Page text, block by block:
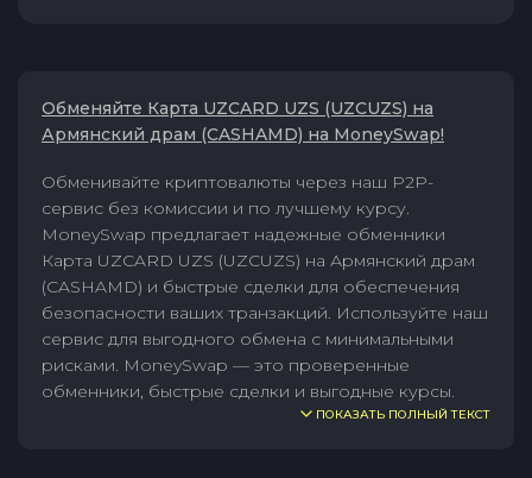
Обменяйте Карта UZCARD UZS (UZCUZS) на
Армянский драм (CASHAMD) на MoneySwap!
Обменивайте криптовалюты через наш P2P-
сервис без комиссии и по лучшему курсу.
MoneySwap предлагает надежные обменники
Карта UZCARD UZS (UZCUZS) на Армянский драм
(CASHAMD) и быстрые сделки для обеспечения
безопасности ваших транзакций. Используйте наш
сервис для выгодного обмена с минимальными
рисками. MoneySwap — это проверенные
обменники, быстрые сделки и выгодные курсы.
ПОКАЗАТЬ ПОЛНЫЙ ТЕКСТ